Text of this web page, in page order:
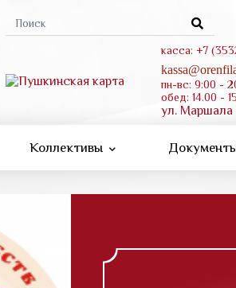
Форма
касса: +7
пн-вс: 9:00 -
обед: 14.00 -
ул.
Коллективы